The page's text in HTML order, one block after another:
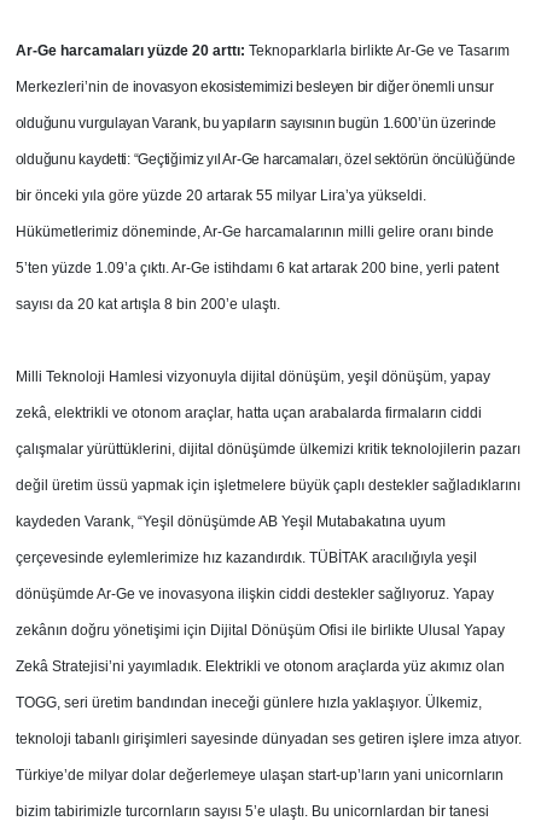
Ar-Ge harcamaları yüzde 20 arttı: Teknoparklarla birlikte Ar-Ge ve Tasarım
Merkezleri’nin de inovasyon ekosistemimizi besleyen bir diğer önemli unsur
olduğunu vurgulayan Varank, bu yapıların sayısının bugün 1.600’ün üzerinde
olduğunu kaydetti: “Geçtiğimiz yıl Ar-Ge harcamaları, özel sektörün öncülüğünde
bir önceki yıla göre yüzde 20 artarak 55 milyar Lira’ya yükseldi.
Hükümetlerimiz döneminde, Ar-Ge harcamalarının milli gelire oranı binde
5’ten yüzde 1.09’a çıktı. Ar-Ge istihdamı 6 kat artarak 200 bine, yerli patent
sayısı da 20 kat artışla 8 bin 200’e ulaştı.
Milli Teknoloji Hamlesi vizyonuyla dijital dönüşüm, yeşil dönüşüm, yapay
zekâ, elektrikli ve otonom araçlar, hatta uçan arabalarda firmaların ciddi
çalışmalar yürüttüklerini, dijital dönüşümde ülkemizi kritik teknolojilerin pazarı
değil üretim üssü yapmak için işletmelere büyük çaplı destekler sağladıklarını
kaydeden Varank, “Yeşil dönüşümde AB Yeşil Mutabakatına uyum
çerçevesinde eylemlerimize hız kazandırdık. TÜBİTAK aracılığıyla yeşil
dönüşümde Ar-Ge ve inovasyona ilişkin ciddi destekler sağlıyoruz. Yapay
zekânın doğru yönetişimi için Dijital Dönüşüm Ofisi ile birlikte Ulusal Yapay
Zekâ Stratejisi’ni yayımladık. Elektrikli ve otonom araçlarda yüz akımız olan
TOGG, seri üretim bandından ineceği günlere hızla yaklaşıyor. Ülkemiz,
teknoloji tabanlı girişimleri sayesinde dünyadan ses getiren işlere imza atıyor.
Türkiye’de milyar dolar değerlemeye ulaşan start-up’ların yani unicornların
bizim tabirimizle turcornların sayısı 5’e ulaştı. Bu unicornlardan bir tanesi